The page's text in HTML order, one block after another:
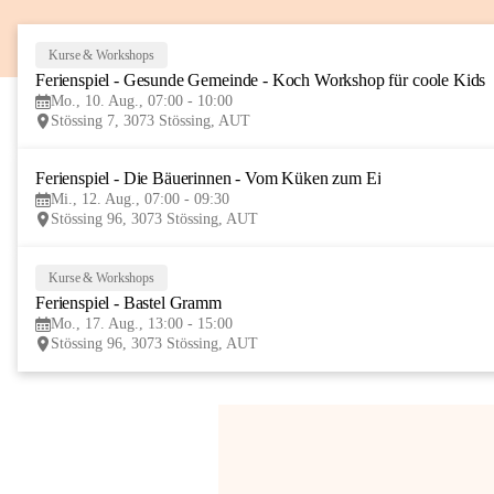
Kurse & Workshops
Ferienspiel - Gesunde Gemeinde - Koch Workshop für coole Kids
Mo., 10. Aug., 07:00 - 10:00
Stössing 7, 3073 Stössing, AUT
Ferienspiel - Die Bäuerinnen - Vom Küken zum Ei
Mi., 12. Aug., 07:00 - 09:30
Stössing 96, 3073 Stössing, AUT
Kurse & Workshops
Ferienspiel - Bastel Gramm
Mo., 17. Aug., 13:00 - 15:00
Stössing 96, 3073 Stössing, AUT